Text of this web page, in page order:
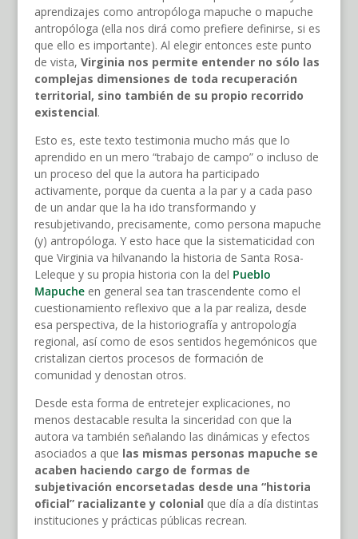
aprendizajes como antropóloga mapuche o mapuche
antropóloga (ella nos dirá como prefiere definirse, si es
que ello es importante). Al elegir entonces este punto
de vista, Virginia nos permite entender no sólo las
complejas dimensiones de toda recuperación
territorial, sino también de su propio recorrido
existencial.
Esto es, este texto testimonia mucho más que lo
aprendido en un mero “trabajo de campo” o incluso de
un proceso del que la autora ha participado
activamente, porque da cuenta a la par y a cada paso
de un andar que la ha ido transformando y
resubjetivando, precisamente, como persona mapuche
(y) antropóloga. Y esto hace que la sistematicidad con
que Virginia va hilvanando la historia de Santa Rosa-
Leleque y su propia historia con la del Pueblo
Mapucheen general sea tan trascendente como el
cuestionamiento reflexivo que a la par realiza, desde
esa perspectiva, de la historiografía y antropología
regional, así como de esos sentidos hegemónicos que
cristalizan ciertos procesos de formación de
comunidad y denostan otros.
Desde esta forma de entretejer explicaciones, no
menos destacable resulta la sinceridad con que la
autora va también señalando las dinámicas y efectos
asociados a que las mismas personas mapuche se
acaben haciendo cargo de formas de
subjetivación encorsetadas desde una “historia
oficial” racializante y colonial que día a día distintas
instituciones y prácticas públicas recrean.